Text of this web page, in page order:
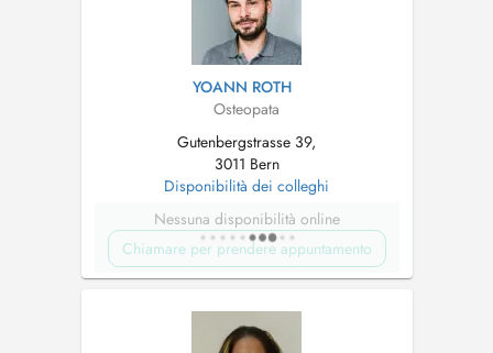
YOANN ROTH
Osteopata
Gutenbergstrasse 39,
3011 Bern
Disponibilità dei colleghi
Nessuna disponibilità online
Chiamare per prendere appuntamento